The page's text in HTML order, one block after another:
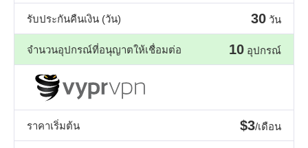
รับประกันคืนเงิน (วัน) 30 วัน
จำนวนอุปกรณ์ที่อนุญาตให้เชื่อมต่อ 10 อุปกรณ์
ราคาเริ่มต้น $3/เดือน